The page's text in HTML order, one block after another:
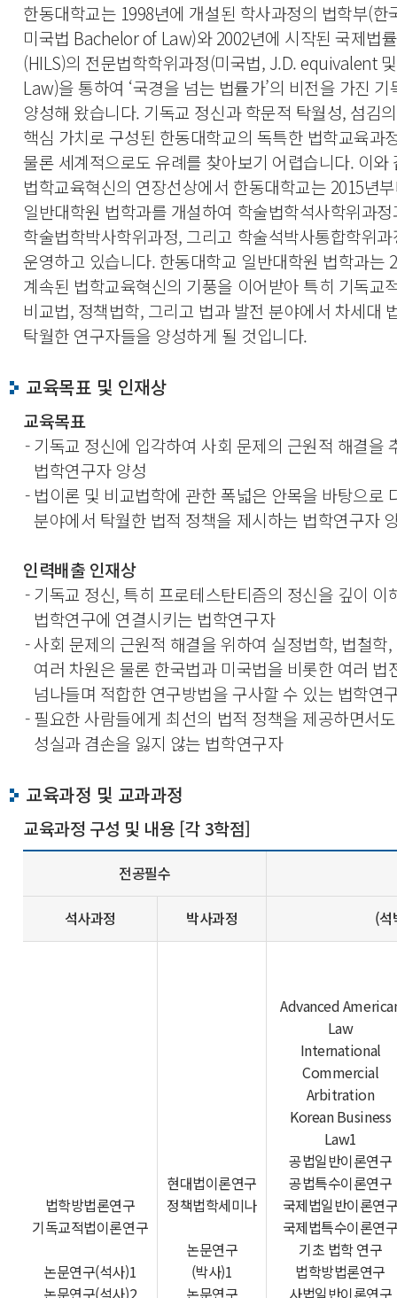
한동대학교는 1998년에 개설된 학사과정의 법학부(한
미국법 Bachelor of Law)와 2002년에 시작된 국제법
(HILS)의 전문법학학위과정(미국법, J.D. equivalent
Law)을 통하여 ‘국경을 넘는 법률가’의 비전을 가진
양성해 왔습니다. 기독교 정신과 학문적 탁월성, 섬김
핵심 가치로 구성된 한동대학교의 독특한 법학교육과
물론 세계적으로도 유례를 찾아보기 어렵습니다. 이와
법학교육혁신의 연장선상에서 한동대학교는 2015년
일반대학원 법학과를 개설하여 학술법학석사학위과정
학술법학박사학위과정, 그리고 학술석박사통합학위
운영하고 있습니다. 한동대학교 일반대학원 법학과는
계속된 법학교육혁신의 기풍을 이어받아 특히 기독교
비교법, 정책법학, 그리고 법과 발전 분야에서 차세대
탁월한 연구자들을 양성하게 될 것입니다.
교육목표 및 인재상
교육목표
- 기독교 정신에 입각하여 사회 문제의 근원적 해결을
법학연구자 양성
- 법이론 및 비교법학에 관한 폭넓은 안목을 바탕으로
분야에서 탁월한 법적 정책을 제시하는 법학연구자
인력배출 인재상
- 기독교 정신, 특히 프로테스탄티즘의 정신을 깊이 이
법학연구에 연결시키는 법학연구자
- 사회 문제의 근원적 해결을 위하여 실정법학, 법철학
여러 차원은 물론 한국법과 미국법을 비롯한 여러 법
넘나들며 적합한 연구방법을 구사할 수 있는 법학연
- 필요한 사람들에게 최선의 법적 정책을 제공하면서
성실과 겸손을 잃지 않는 법학연구자
교육과정 및 교과과정
교육과정 구성 및 내용 [각 3학점]
전공필수
석사과정 박사과정 (석
법학방법론연구
기독교적법이론연구
논문연구(석사)1
논문연구(석사)2
현대법이론연구
정책법학세미나
논문연구
(박사)1
논문연구
Advanced
Law
International
Commercial
Arbitration
Korean Business
Law1
공법일반이론연구
공법특수이론연구
국제법일반이론연
국제법특수이론연
기초 법학 연구
법학방법론연구
사법일반이론연구